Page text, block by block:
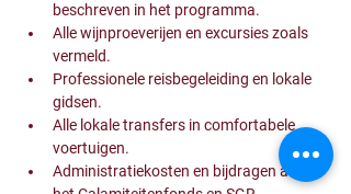
beschreven in het programma.
Alle wijnproeverijen en excursies zoals
vermeld.
Professionele reisbegeleiding en lokale
gidsen.
Alle lokale transfers in comfortabele
voertuigen.
Administratiekosten en bijdragen aan